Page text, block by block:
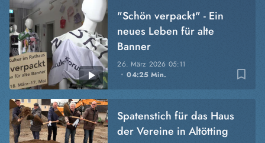
bookmark_border
26. März 2026 05:11
04:25 Min.
"Schön verpackt" - Ein
neues Leben für alte
Banner
Spatenstich für das Haus
der Vereine in Altötting